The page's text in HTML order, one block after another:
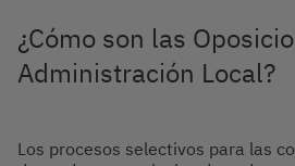
¿Cómo son las
Administración Local?
Los procesos selectivos para las